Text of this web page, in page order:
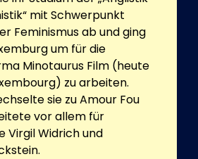
mit Schwerpunkt
Feminismus ab und ging
um für die
Minotaurus Film (heute
zu arbeiten.
sie zu Amour Fou
vor allem für
Virgil Widrich und